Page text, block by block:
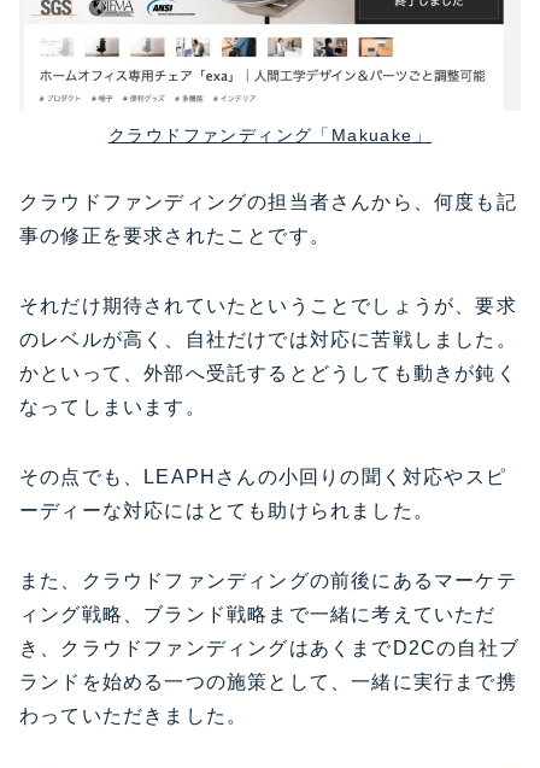
クラウドファンディング「Makuake」
クラウドファンディングの担当者さんから、何度も記
事の修正を要求されたことです。
それだけ期待されていたということでしょうが、要求
のレベルが高く、自社だけでは対応に苦戦しました。
かといって、外部へ受託するとどうしても動きが鈍く
なってしまいます。
その点でも、LEAPHさんの小回りの聞く対応やスピ
ーディーな対応にはとても助けられました。
また、クラウドファンディングの前後にあるマーケテ
ィング戦略、ブランド戦略まで一緒に考えていただ
き、クラウドファンディングはあくまでD2Cの自社ブ
ランドを始める一つの施策として、一緒に実行まで携
わっていただきました。